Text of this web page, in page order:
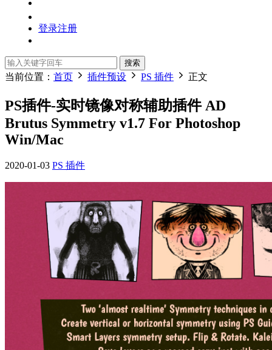
登录注册
搜索
当前位置： 首页 插件预设 PS 插件 正文
PS插件-实时镜像对称辅助插件 AD
Brutus Symmetry v1.7 For Photoshop
Win/Mac
2020-01-03 PS 插件